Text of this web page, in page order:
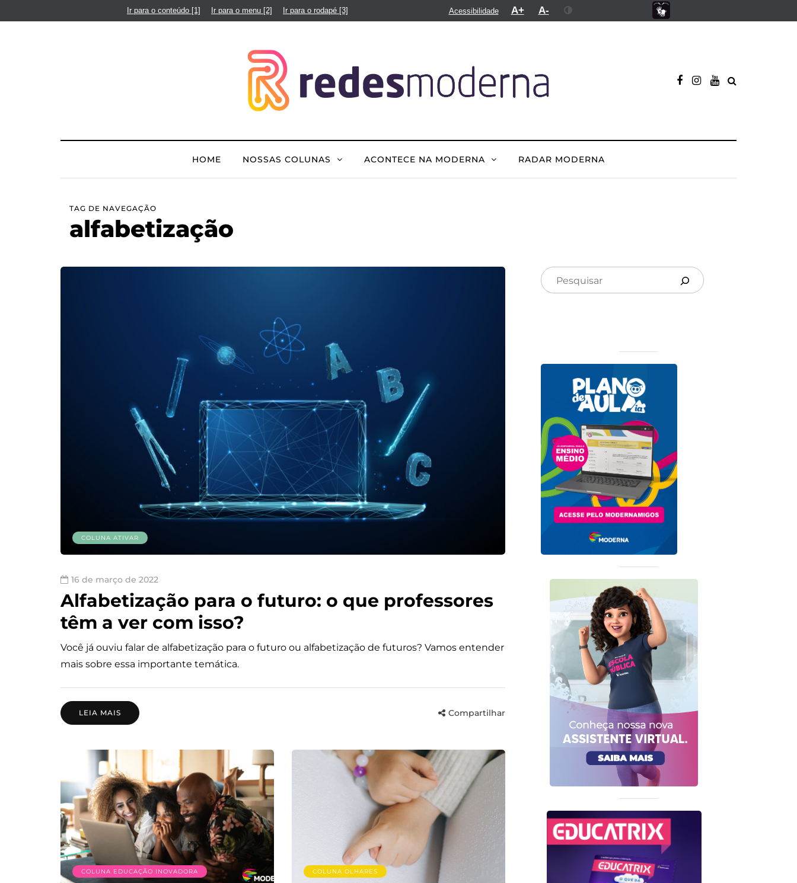
Ir para o conteúdo [1] Ir para o menu [2] Ir para o rodapé [3] Acessibilidade A+ A-
HOME NOSSAS COLUNAS ACONTECE NA MODERNA RADAR MODERNA
TAG DE NAVEGAÇÃO
alfabetização
COLUNA ATIVAR
16 de março de 2022
Alfabetização para o futuro: o que professores
têm a ver com isso?
Você já ouviu falar de alfabetização para o futuro ou alfabetização de futuros? Vamos entender
mais sobre essa importante temática.
LEIA MAIS Compartilhar
COLUNA EDUCAÇÃO INOVADORA COLUNA OLHARES